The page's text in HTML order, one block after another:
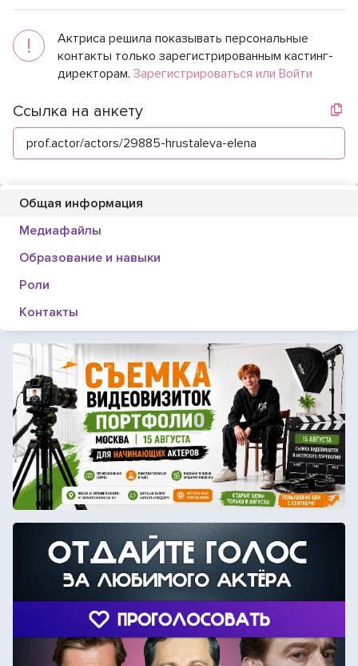
!
Актриса решила показывать персональные
контакты только зарегистрированным кастинг-
директорам. Зарегистрироваться или Войти
Ссылка на анкету
prof.actor/actors/29885-hrustaleva-elena
Общая информация
Медиафайлы
Образование и навыки
Роли
Контакты